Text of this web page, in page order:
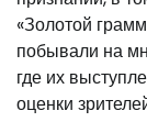
«Золотой
побывали на
где их
оценки